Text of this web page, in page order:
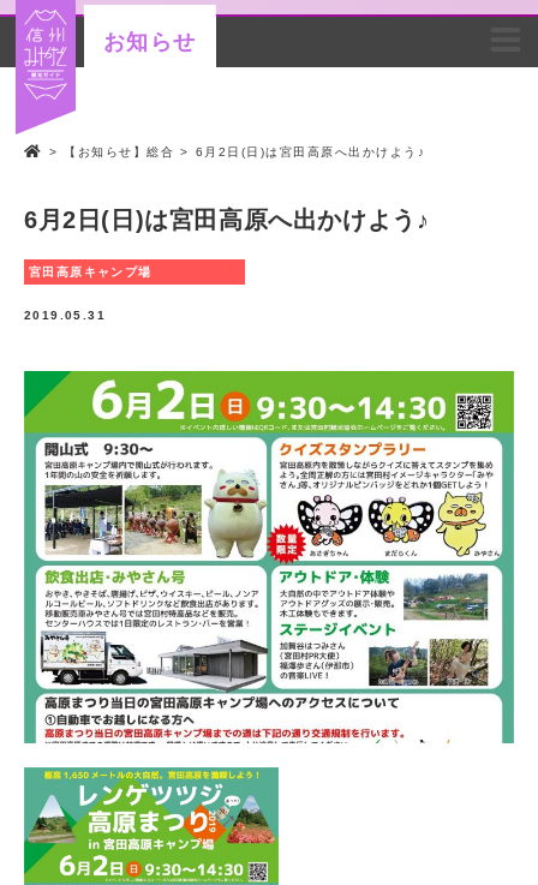
お知らせ
> 【お知らせ】総合 > 6月2日(日)は宮田高原へ出かけよう♪
6月2日(日)は宮田高原へ出かけよう♪
宮田高原キャンプ場
2019.05.31